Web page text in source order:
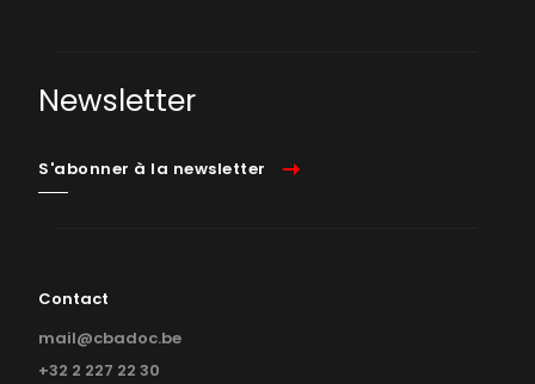
Newsletter
S'abonner à la newsletter
Contact
mail@cbadoc.be
+32 2 227 22 30